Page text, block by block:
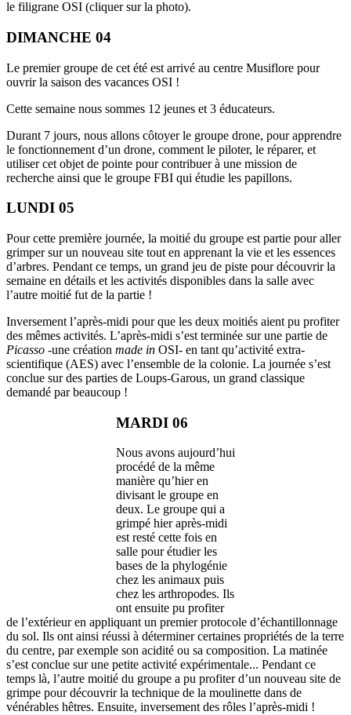
le filigrane OSI (cliquer sur la photo).
DIMANCHE 04
Le premier groupe de cet été est arrivé au centre Musiflore pour
ouvrir la saison des vacances OSI !
Cette semaine nous sommes 12 jeunes et 3 éducateurs.
Durant 7 jours, nous allons côtoyer le groupe drone, pour apprendre
le fonctionnement d’un drone, comment le piloter, le réparer, et
utiliser cet objet de pointe pour contribuer à une mission de
recherche ainsi que le groupe FBI qui étudie les papillons.
LUNDI 05
Pour cette première journée, la moitié du groupe est partie pour aller
grimper sur un nouveau site tout en apprenant la vie et les essences
d’arbres. Pendant ce temps, un grand jeu de piste pour découvrir la
semaine en détails et les activités disponibles dans la salle avec
l’autre moitié fut de la partie !
Inversement l’après-midi pour que les deux moitiés aient pu profiter
des mêmes activités. L’après-midi s’est terminée sur une partie de
Picasso -une création made in OSI- en tant qu’activité extra-
scientifique (AES) avec l’ensemble de la colonie. La journée s’est
conclue sur des parties de Loups-Garous, un grand classique
demandé par beaucoup !
MARDI 06
Nous avons aujourd’hui
procédé de la même
manière qu’hier en
divisant le groupe en
deux. Le groupe qui a
grimpé hier après-midi
est resté cette fois en
salle pour étudier les
bases de la phylogénie
chez les animaux puis
chez les arthropodes. Ils
ont ensuite pu profiter
de l’extérieur en appliquant un premier protocole d’échantillonnage
du sol. Ils ont ainsi réussi à déterminer certaines propriétés de la terre
du centre, par exemple son acidité ou sa composition. La matinée
s’est conclue sur une petite activité expérimentale... Pendant ce
temps là, l’autre moitié du groupe a pu profiter d’un nouveau site de
grimpe pour découvrir la technique de la moulinette dans de
vénérables hêtres. Ensuite, inversement des rôles l’après-midi !